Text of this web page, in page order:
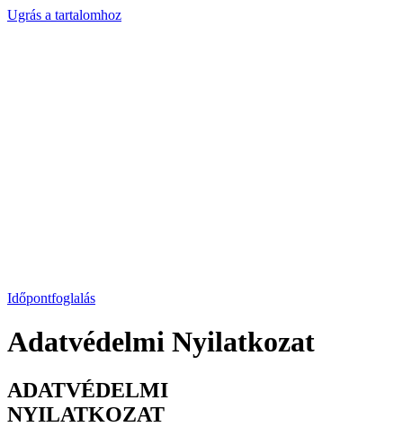
Ugrás a tartalomhoz
Időpontfoglalás
Adatvédelmi Nyilatkozat
ADATVÉDELMI
NYILATKOZAT